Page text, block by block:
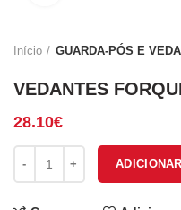
Início GUARDA-PÓS E
VEDANTES
28.10€
ADICIONAR